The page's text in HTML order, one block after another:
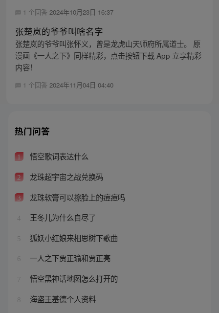
1 个回答 2024年10月23日 16:37
张楚岚的爷爷叫啥名字
张楚岚的爷爷叫张怀义，曾是龙虎山天师府所属道士。 原
漫画《一人之下》同样精彩，点击按钮下载 App 立享精彩
内容！
1 个回答 2024年11月04日 04:40
热门问答
1 悟空歌词表达什么
2 龙珠超宇宙之战兑换码
3 龙珠软膏可以擦脸上的痘痘吗
4 王冬儿为什么自尽了
5 狐妖小红娘来相思树下歌曲
6 一人之下贾正瑜和贾正亮
7 悟空黑神话地图怎么打开的
8 海盗王基德个人资料